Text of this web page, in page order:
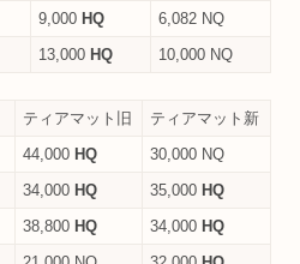
9,000 HQ
6,082 NQ
13,000 HQ 10,000 NQ
ティアマット旧
ティアマット新
44,000 HQ
30,000 NQ
34,000 HQ 35,000 HQ
38,800 HQ 34,000 HQ